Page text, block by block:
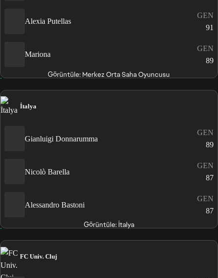
Alexia Putellas
GEN
91
Mariona
GEN
89
Görüntüle: Merkez Orta Saha Oyuncusu
İtalya
Gianluigi Donnarumma
GEN
89
Nicolò Barella
GEN
87
Alessandro Bastoni
GEN
87
Görüntüle: İtalya
FC Univ. Cluj